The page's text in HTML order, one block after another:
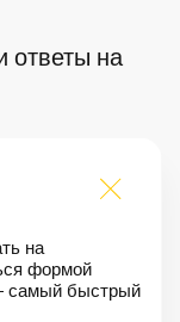
ответы на
на
формой
самый быстрый